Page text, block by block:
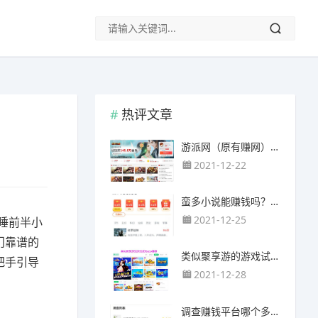
前半小
靠谱的
手引导
热评文章
游派网（原有赚网），主要以试玩游戏赚钱为主
2021-12-22
蛮多小说能赚钱吗？送的100元能提现靠谱吗？
2021-12-25
类似聚享游的游戏试玩app（平台）推荐
2021-12-28
调查赚钱平台哪个多？哪个调查网站正规靠谱？